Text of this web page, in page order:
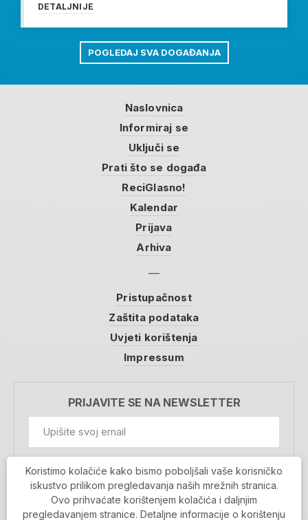
DETALJNIJE
POGLEDAJ SVA DOGAĐANJA
Naslovnica
Informiraj se
Uključi se
Prati što se događa
ReciGlasno!
Kalendar
Prijava
Arhiva
Pristupačnost
Zaštita podataka
Uvjeti korištenja
Impressum
PRIJAVITE SE NA NEWSLETTER
Prihvaćam da se moji podaci spremaju u bazu
podataka i koriste u svrhu slanja MojaRijeka
newslettera
Koristimo kolačiće kako bismo poboljšali vaše korisničko
iskustvo prilikom pregledavanja naših mrežnih stranica.
Ovo prihvaćate korištenjem kolačića i daljnjim
pregledavanjem stranice. Detaljne informacije o korištenju